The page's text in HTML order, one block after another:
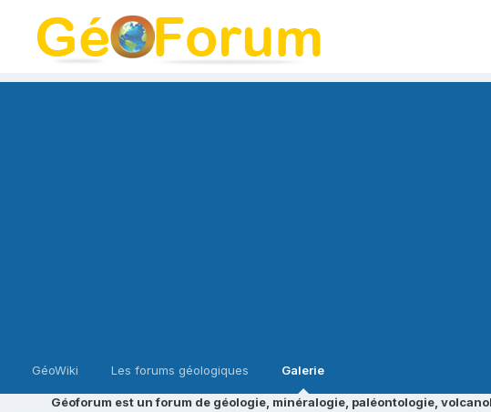
GéoWiki Les forums géologiques Galerie
Géoforum est un forum de géologie, minéralogie, paléontologie,